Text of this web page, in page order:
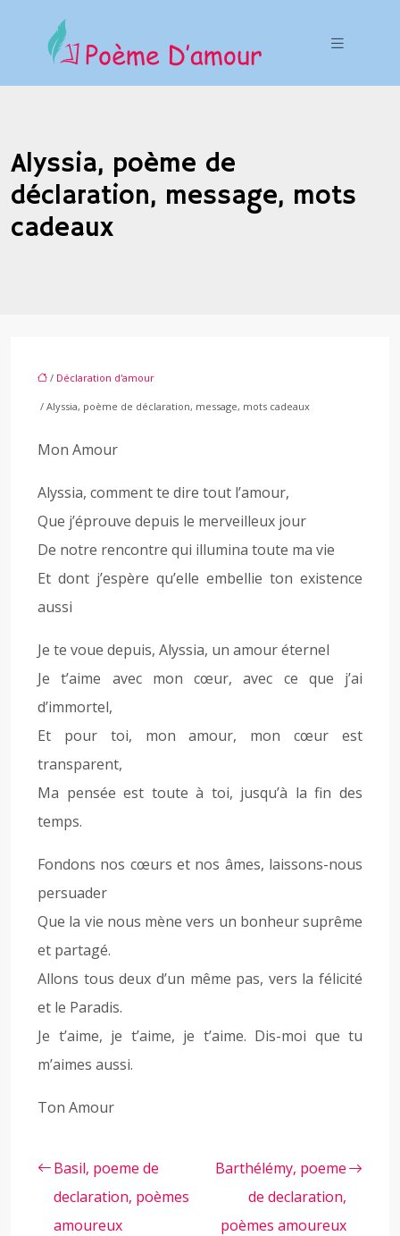
Alyssia, poème de
déclaration, message, mots
cadeaux
/ Déclaration d'amour
/ Alyssia, poème de déclaration, message, mots cadeaux
Mon Amour
Alyssia, comment te dire tout l’amour,
Que j’éprouve depuis le merveilleux jour
De notre rencontre qui illumina toute ma vie
Et dont j’espère qu’elle embellie ton existence
aussi
Je te voue depuis, Alyssia, un amour éternel
Je t’aime avec mon cœur, avec ce que j’ai
d’immortel,
Et pour toi, mon amour, mon cœur est
transparent,
Ma pensée est toute à toi, jusqu’à la fin des
temps.
Fondons nos cœurs et nos âmes, laissons-nous
persuader
Que la vie nous mène vers un bonheur suprême
et partagé.
Allons tous deux d’un même pas, vers la félicité
et le Paradis.
Je t’aime, je t’aime, je t’aime. Dis-moi que tu
m’aimes aussi.
Ton Amour
Basil, poeme de
declaration, poèmes
amoureux
Barthélémy, poeme
de declaration,
poèmes amoureux